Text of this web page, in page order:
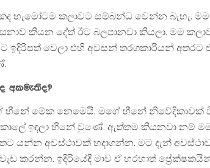
හැමෝටම කලාවට සම්බන්ධ වෙන්න බැහැ.
කියන දේත් ඊට බලපානවා කියලා. මම
ඉදිරිපත් වෙලා එහි අවසන් තරගකාරියන්
අකමැතිද?
හීනේ මේක නෙමෙයි. මගේ හීනේ නිවේදිකාවක්
ඉඳලා හීනේ වුණේ. ඇත්තම කියනවා නම්
යන්න අවස්ථාවක් හදාගන්න. මට දැන්
කරන්න. ඉදිරියේදී මාව ඒ හරහාත්